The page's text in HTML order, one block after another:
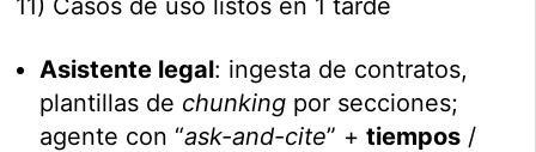
Asistente legal: ingesta de contratos,
plantillas de chunking por secciones;
agente con “ask-and-cite” +tiempos /